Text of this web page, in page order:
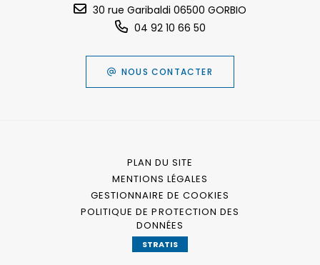
30 rue Garibaldi 06500 GORBIO
04 92 10 66 50
NOUS CONTACTER
PLAN DU SITE
MENTIONS LÉGALES
GESTIONNAIRE DE COOKIES
POLITIQUE DE PROTECTION DES
DONNÉES
STRATIS